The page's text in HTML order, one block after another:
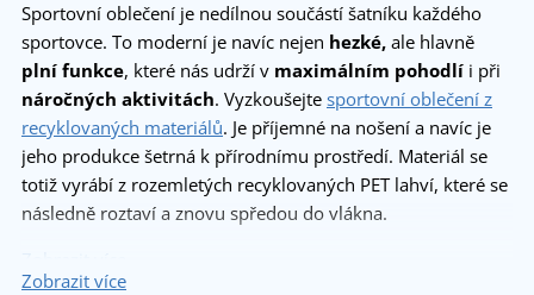
Sportovní oblečení je nedílnou součástí šatníku každého
sportovce. To moderní je navíc nejen hezké, ale hlavně
plní funkce, které nás udrží v maximálním pohodlí i při
náročných aktivitách. Vyzkoušejte sportovní oblečení z
recyklovaných materiálů. Je příjemné na nošení a navíc je
jeho produkce šetrná k přírodnímu prostředí. Materiál se
totiž vyrábí z rozemletých recyklovaných PET lahví, které se
následně roztaví a znovu spředou do vlákna.
Zobrazit více